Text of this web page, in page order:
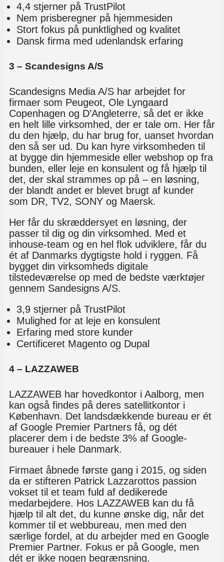
4,4 stjerner på TrustPilot
Nem prisberegner på hjemmesiden
Stort fokus på punktlighed og kvalitet
Dansk firma med udenlandsk erfaring
3 – Scandesigns A/S
Scandesigns Media A/S har arbejdet for
firmaer som Peugeot, Ole Lyngaard
Copenhagen og D’Angleterre, så det er ikke
en helt lille virksomhed, der er tale om. Her får
du den hjælp, du har brug for, uanset hvordan
den så ser ud. Du kan hyre virksomheden til
at bygge din hjemmeside eller webshop op fra
bunden, eller leje en konsulent og få hjælp til
det, der skal strammes op på – en løsning,
der blandt andet er blevet brugt af kunder
som DR, TV2, SONY og Maersk.
Her får du skræddersyet en løsning, der
passer til dig og din virksomhed. Med et
inhouse-team og en hel flok udviklere, får du
ét af Danmarks dygtigste hold i ryggen. Få
bygget din virksomheds digitale
tilstedeværelse op med de bedste værktøjer
gennem Sandesigns A/S.
3,9 stjerner på TrustPilot
Mulighed for at leje en konsulent
Erfaring med store kunder
Certificeret Magento og Dupal
4 – LAZZAWEB
LAZZAWEB har hovedkontor i Aalborg, men
kan også findes på deres satellitkontor i
København. Det landsdækkende bureau er ét
af Google Premier Partners få, og dét
placerer dem i de bedste 3% af Google-
bureauer i hele Danmark.
Firmaet åbnede første gang i 2015, og siden
da er stifteren Patrick Lazzarottos passion
vokset til et team fuld af dedikerede
medarbejdere. Hos LAZZAWEB kan du få
hjælp til alt det, du kunne ønske dig, når det
kommer til et webbureau, men med den
særlige fordel, at du arbejder med en Google
Premier Partner. Fokus er på Google, men
dét er ikke nogen begrænsning.